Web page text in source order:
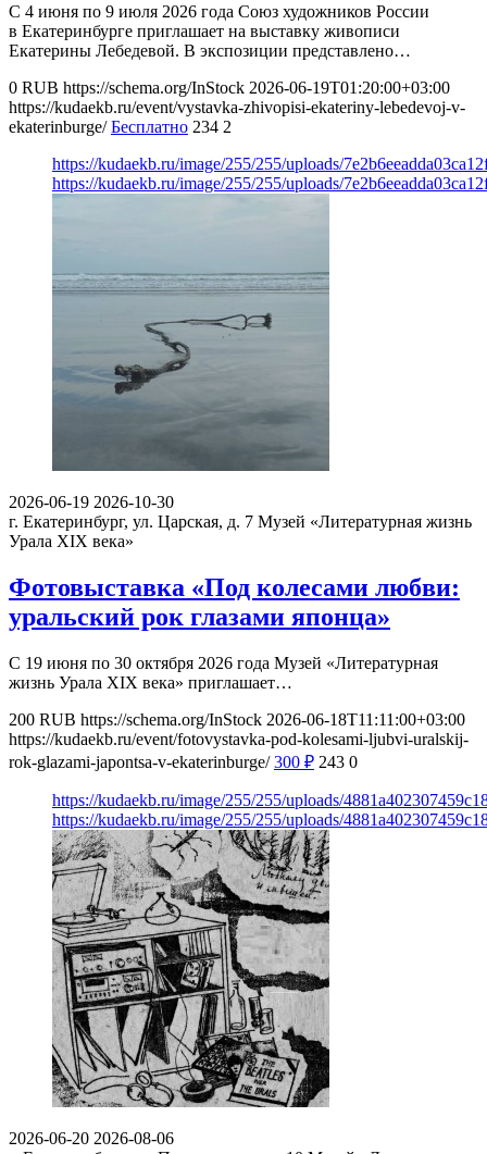
С 4 июня по 9 июля 2026 года Союз художников России
в Екатеринбурге приглашает на выставку живописи
Екатерины Лебедевой. В экспозиции представлено…
0 RUB https://schema.org/InStock 2026-06-19T01:20:00+03:00
https://kudaekb.ru/event/vystavka-zhivopisi-ekateriny-lebedevoj-v-
ekaterinburge/ Бесплатно 234 2
https://kudaekb.ru/image/255/255/uploads/
https://kudaekb.ru/image/255/255/uploads/
2026-06-19 2026-10-30
г. Екатеринбург, ул. Царская, д. 7 Музей «Литературная жизнь
Урала XIX века»
Фотовыставка «Под колесами любви:
уральский рок глазами японца»
С 19 июня по 30 октября 2026 года Музей «Литературная
жизнь Урала XIX века» приглашает…
200 RUB https://schema.org/InStock 2026-06-18T11:11:00+03:00
https://kudaekb.ru/event/fotovystavka-pod-kolesami-ljubvi-uralskij-
rok-glazami-japontsa-v-ekaterinburge/ 300 ₽ 243 0
https://kudaekb.ru/image/255/255/uploads/
https://kudaekb.ru/image/255/255/uploads/
2026-06-20 2026-08-06